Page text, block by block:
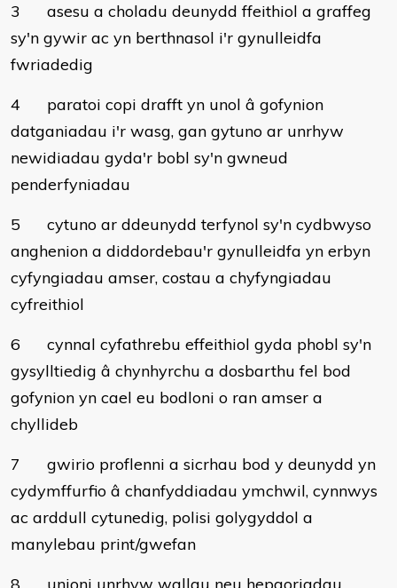
3
asesu a choladu deunydd ffeithiol a graffeg
sy'n gywir ac yn berthnasol i'r gynulleidfa
fwriadedig
4
paratoi copi drafft yn unol â gofynion
datganiadau i'r wasg, gan gytuno ar unrhyw
newidiadau gyda'r bobl sy'n gwneud
penderfyniadau
5
cytuno ar ddeunydd terfynol sy'n cydbwyso
anghenion a diddordebau'r gynulleidfa yn erbyn
cyfyngiadau amser, costau a chyfyngiadau
cyfreithiol
6
cynnal cyfathrebu effeithiol gyda phobl sy'n
gysylltiedig â chynhyrchu a dosbarthu fel bod
gofynion yn cael eu bodloni o ran amser a
chyllideb
7
gwirio proflenni a sicrhau bod y deunydd yn
cydymffurfio â chanfyddiadau ymchwil, cynnwys
ac arddull cytunedig, polisi golygyddol a
manylebau print/gwefan